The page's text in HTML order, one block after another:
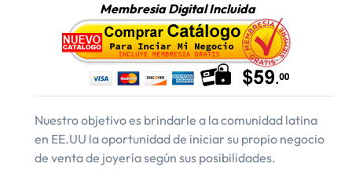
Membresia Digital Incluida
Nuestro objetivo es brindarle a la comunidad latina
en EE.UU la oportunidad de iniciar su propio negocio
de venta de joyería según sus posibilidades.